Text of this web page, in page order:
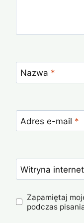
Nazwa *
Adres e-mail *
Witryna
Zapamiętaj
podczas